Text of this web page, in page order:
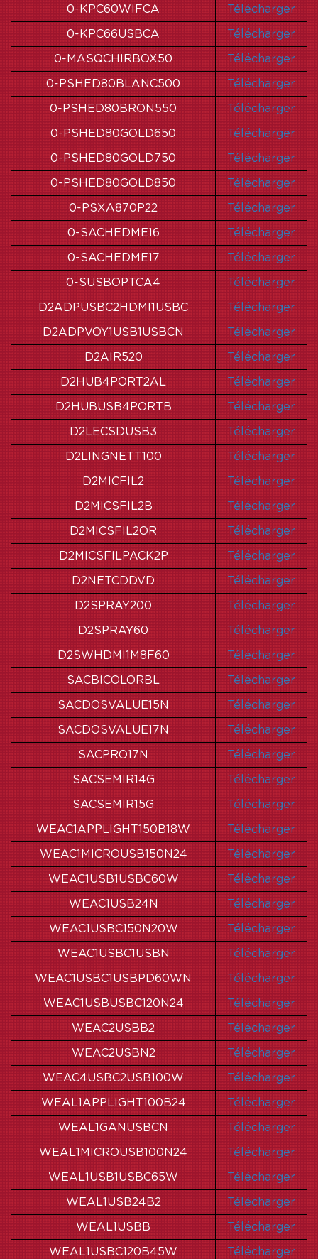
0-KPC60WIFCA Télécharger
0-KPC66USBCA Télécharger
0-MASQCHIRBOX50 Télécharger
0-PSHED80BLANC500 Télécharger
0-PSHED80BRON550 Télécharger
0-PSHED80GOLD650 Télécharger
0-PSHED80GOLD750 Télécharger
0-PSHED80GOLD850 Télécharger
0-PSXA870P22 Télécharger
0-SACHEDME16 Télécharger
0-SACHEDME17 Télécharger
0-SUSBOPTCA4 Télécharger
D2ADPUSBC2HDMI1USBC Télécharger
D2ADPVOY1USB1USBCN Télécharger
D2AIR520 Télécharger
D2HUB4PORT2AL Télécharger
D2HUBUSB4PORTB Télécharger
D2LECSDUSB3 Télécharger
D2LINGNETT100 Télécharger
D2MICFIL2 Télécharger
D2MICSFIL2B Télécharger
D2MICSFIL2OR Télécharger
D2MICSFILPACK2P Télécharger
D2NETCDDVD Télécharger
D2SPRAY200 Télécharger
D2SPRAY60 Télécharger
D2SWHDMI1M8F60 Télécharger
SACBICOLORBL Télécharger
SACDOSVALUE15N Télécharger
SACDOSVALUE17N Télécharger
SACPRO17N Télécharger
SACSEMIR14G Télécharger
SACSEMIR15G Télécharger
WEAC1APPLIGHT150B18W Télécharger
WEAC1MICROUSB150N24 Télécharger
WEAC1USB1USBC60W Télécharger
WEAC1USB24N Télécharger
WEAC1USBC150N20W Télécharger
WEAC1USBC1USBN Télécharger
WEAC1USBC1USBPD60WN Télécharger
WEAC1USBUSBC120N24 Télécharger
WEAC2USBB2 Télécharger
WEAC2USBN2 Télécharger
WEAC4USBC2USB100W Télécharger
WEAL1APPLIGHT100B24 Télécharger
WEAL1GANUSBCN Télécharger
WEAL1MICROUSB100N24 Télécharger
WEAL1USB1USBC65W Télécharger
WEAL1USB24B2 Télécharger
WEAL1USBB Télécharger
WEAL1USBC120B45W Télécharger